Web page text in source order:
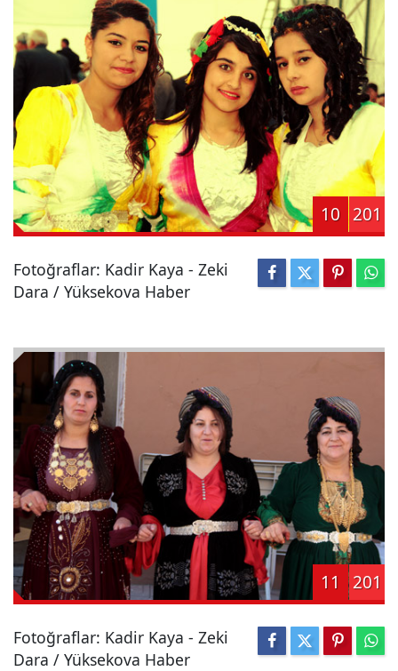
10 201
Fotoğraflar: Kadir Kaya - Zeki
Dara / Yüksekova Haber
11 201
Fotoğraflar: Kadir Kaya - Zeki
Dara / Yüksekova Haber